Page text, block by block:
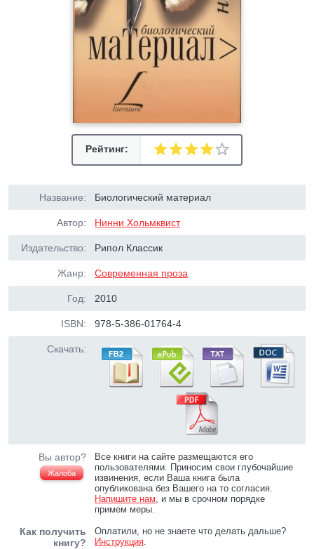
Рейтинг:
Название: Биологический материал
Автор: Нинни Хольмквист
Издательство: Рипол Классик
Жанр: Современная проза
Год: 2010
ISBN: 978-5-386-01764-4
Скачать:
Вы автор?
Жалоба
Все книги на сайте размещаются его
пользователями. Приносим свои глубочайшие
извинения, если Ваша книга была
опубликована без Вашего на то согласия.
Напишите нам, и мы в срочном порядке
примем меры.
Как получить
книгу?
Оплатили, но не знаете что делать дальше?
Инструкция.